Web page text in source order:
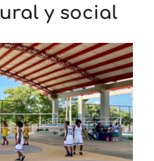
y social